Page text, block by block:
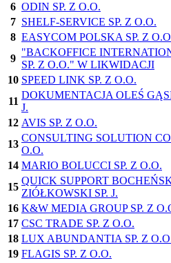
6 ODIN SP. Z O.O.
7 SHELF-SERVICE SP. Z O.O.
8 EASYCOM POLSKA SP. Z
9
"BACKOFFICE
SP. Z O.O." W LIKWIDACJI
10 SPEED LINK SP. Z O.O.
11
DOKUMENTACJA OLEŚ
J.
12 AVIS SP. Z O.O.
13
CONSULTING SOLUTION
O.O.
14 MARIO BOLUCCI SP. Z O.O.
15
QUICK SUPPORT
ZIÓŁKOWSKI SP. J.
16 K&W MEDIA GROUP SP. Z
17 CSC TRADE SP. Z O.O.
18 LUX ABUNDANTIA SP. Z
19 FLAGIS SP. Z O.O.